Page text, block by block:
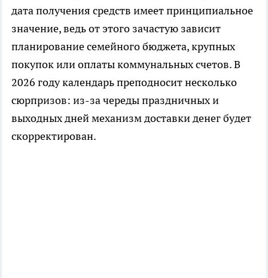
дата получения средств имеет принципиальное
значение, ведь от этого зачастую зависит
планирование семейного бюджета, крупных
покупок или оплаты коммунальных счетов. В
2026 году календарь преподносит несколько
сюрпризов: из-за череды праздничных и
выходных дней механизм доставки денег будет
скорректирован.